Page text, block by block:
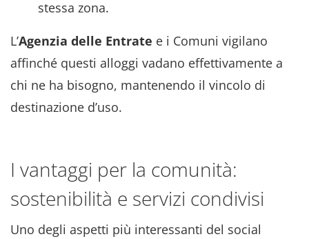
stessa zona.
L’Agenzia delle Entrate e i Comuni vigilano
affinché questi alloggi vadano effettivamente a
chi ne ha bisogno, mantenendo il vincolo di
destinazione d’uso.
I vantaggi per la comunità:
sostenibilità e servizi condivisi
Uno degli aspetti più interessanti del social